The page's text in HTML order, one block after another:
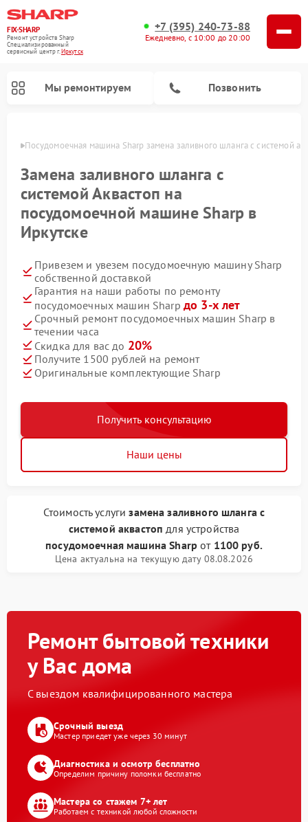
FIX-SHARP
Ремонт устройств Sharp
Специализированный
cервисный центр г.Иркутск
+7 (395) 240-73-88
Ежедневно, с 10:00 до 20:00
Мы ремонтируем Позвонить
Посудомоечная машина Sharp замена заливного шланга с системой
Замена заливного шланга с
системой Аквастоп на
посудомоечной машине Sharp в
Иркутске
Привезем и увезем посудомоечную машину Sharp
собственной доставкой
Гарантия на наши работы по ремонту
посудомоечных машин Sharp до 3-х лет
Срочный ремонт посудомоечных машин Sharp в
течении часа
Скидка для вас до 20%
Получите 1500 рублей на ремонт
Оригинальные комплектующие Sharp
Получить консультацию
Наши цены
Стоимость услугизамена заливного шланга с
системой аквастоп для устройства
посудомоечная машина Sharp от 1100 руб.
Цена актуальна на текущую дату 08.08.2026
Ремонт бытовой техники
у Вас дома
С выездом квалифицированного мастера
Срочный выезд
Мастер приедет уже через 30 минут
Диагностика и осмотр бесплатно
Определим причину поломки бесплатно
Мастера со стажем 7+ лет
Работаем с техникой любой сложности